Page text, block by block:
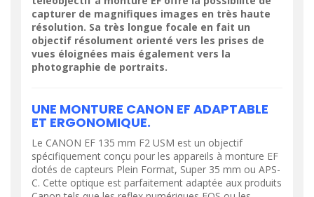
capturer de magnifiques images en très haute
résolution. Sa très longue focale en fait un
objectif résolument orienté vers les prises de
vues éloignées mais également vers la
photographie de portraits.
UNE MONTURE CANON EF ADAPTABLE
ET ERGONOMIQUE.
Le CANON EF 135 mm F2 USM est un objectif
spécifiquement conçu pour les appareils à monture EF
dotés de capteurs Plein Format, Super 35 mm ou APS-
C. Cette optique est parfaitement adaptée aux produits